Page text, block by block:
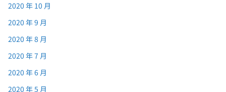
2020 年 10 月
2020 年 9 月
2020 年 8 月
2020 年 7 月
2020 年 6 月
2020 年 5 月